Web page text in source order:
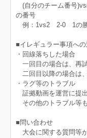
(自分のチーム番号
の番号
例：1vs2 2-0 1の
■イレギュラー事項へ
・回線落ちした場合
一回目の場合は、再
二回目以降の場合は
・ラグ等のトラブル
証拠動画を運営に提
その他のトラブル等
■問い合わせ
大会に関する質問等